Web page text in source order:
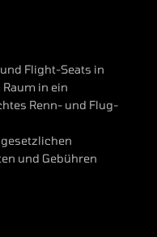
Flight-Seats in
in ein
Renn- und Flug-
und Gebühren